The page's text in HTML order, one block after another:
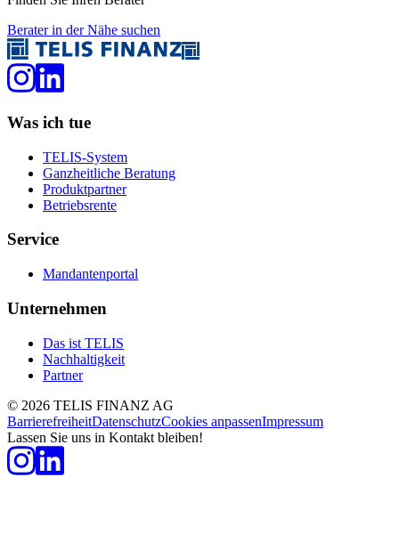
Berater in der Nähe suchen
Was ich tue
TELIS-System
Ganzheitliche Beratung
Produktpartner
Betriebsrente
Service
Mandantenportal
Unternehmen
Das ist TELIS
Nachhaltigkeit
Partner
© 2026 TELIS FINANZ AG
BarrierefreiheitDatenschutzCookies anpassenImpressum
Lassen Sie uns in Kontakt bleiben!